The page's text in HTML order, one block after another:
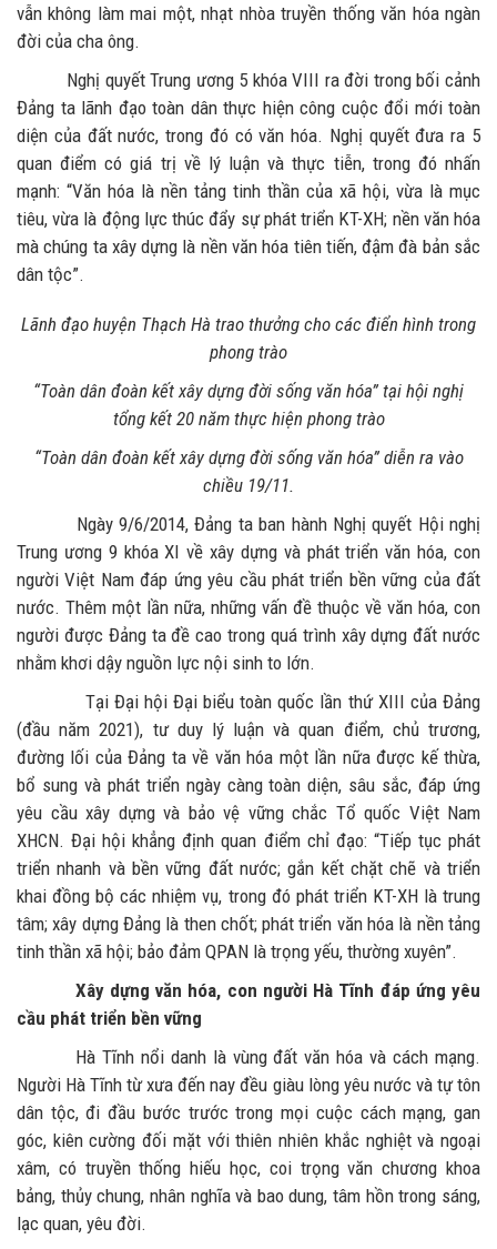
vẫn không làm mai một, nhạt nhòa truyền thống văn hóa ngàn
đời của cha ông.
Nghị quyết Trung ương 5 khóa VIII ra đời trong bối cảnh
Đảng ta lãnh đạo toàn dân thực hiện công cuộc đổi mới toàn
diện của đất nước, trong đó có văn hóa. Nghị quyết đưa ra 5
quan điểm có giá trị về lý luận và thực tiễn, trong đó nhấn
mạnh: “Văn hóa là nền tảng tinh thần của xã hội, vừa là mục
tiêu, vừa là động lực thúc đẩy sự phát triển KT-XH; nền văn hóa
mà chúng ta xây dựng là nền văn hóa tiên tiến, đậm đà bản sắc
dân tộc”.
Lãnh đạo huyện Thạch Hà trao thưởng cho các điển hình trong
phong trào
“Toàn dân đoàn kết xây dựng đời sống văn hóa” tại hội nghị
tổng kết 20 năm thực hiện phong trào
“Toàn dân đoàn kết xây dựng đời sống văn hóa” diễn ra vào
chiều 19/11.
Ngày 9/6/2014, Đảng ta ban hành Nghị quyết Hội nghị
Trung ương 9 khóa XI về xây dựng và phát triển văn hóa, con
người Việt Nam đáp ứng yêu cầu phát triển bền vững của đất
nước. Thêm một lần nữa, những vấn đề thuộc về văn hóa, con
người được Đảng ta đề cao trong quá trình xây dựng đất nước
nhằm khơi dậy nguồn lực nội sinh to lớn.
Tại Đại hội Đại biểu toàn quốc lần thứ XIII của Đảng
(đầu năm 2021), tư duy lý luận và quan điểm, chủ trương,
đường lối của Đảng ta về văn hóa một lần nữa được kế thừa,
bổ sung và phát triển ngày càng toàn diện, sâu sắc, đáp ứng
yêu cầu xây dựng và bảo vệ vững chắc Tổ quốc Việt Nam
XHCN. Đại hội khẳng định quan điểm chỉ đạo: “Tiếp tục phát
triển nhanh và bền vững đất nước; gắn kết chặt chẽ và triển
khai đồng bộ các nhiệm vụ, trong đó phát triển KT-XH là trung
tâm; xây dựng Đảng là then chốt; phát triển văn hóa là nền tảng
tinh thần xã hội; bảo đảm QPAN là trọng yếu, thường xuyên”.
Xây dựng văn hóa, con người Hà Tĩnh đáp ứng yêu
cầu phát triển bền vững
Hà Tĩnh nổi danh là vùng đất văn hóa và cách mạng.
Người Hà Tĩnh từ xưa đến nay đều giàu lòng yêu nước và tự tôn
dân tộc, đi đầu bước trước trong mọi cuộc cách mạng, gan
góc, kiên cường đối mặt với thiên nhiên khắc nghiệt và ngoại
xâm, có truyền thống hiếu học, coi trọng văn chương khoa
bảng, thủy chung, nhân nghĩa và bao dung, tâm hồn trong sáng,
lạc quan, yêu đời.